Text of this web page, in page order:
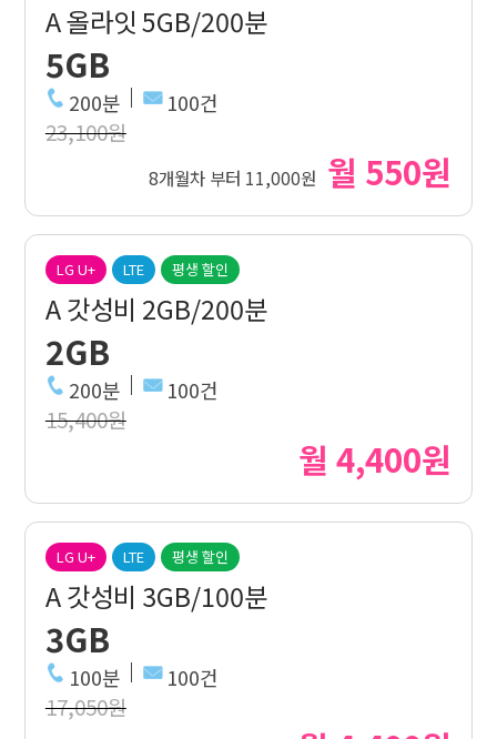
A 올라잇 5GB/200분
5GB
200분 100건
23,100원
8개월차 부터 11,000원 월 550원
LG U+ LTE 평생 할인
A 갓성비 2GB/200분
2GB
200분 100건
15,400원
월 4,400원
LG U+ LTE 평생 할인
A 갓성비 3GB/100분
3GB
100분 100건
17,050원